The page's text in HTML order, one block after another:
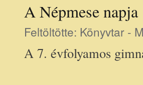
A Népmese napja
Feltöltötte: Könyvtar -
A 7. évfolyamos